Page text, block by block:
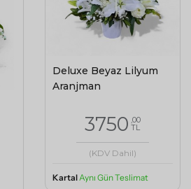
Deluxe Beyaz Lilyum
Aranjman
3750 ,00
TL
(KDV Dahil)
Kartal Aynı Gün Teslimat